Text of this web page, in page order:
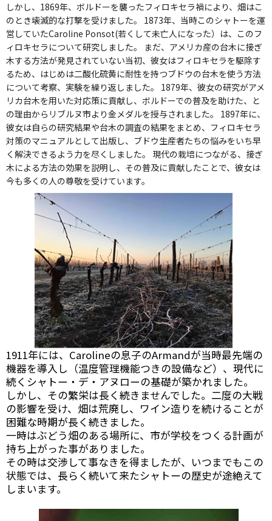
しかし、1869年、ボルドーを襲ったフィロキセラ禍により、畑はこ
のとき壊滅的な打撃を受けました。 1873年、当時このシャトーを運
営していたCaroline Ponsot(若くして未亡人になった）は、このフ
ィロキセラについて研究しました。 まだ、アメリカ産の台木に接ぎ
木する方法が発見されていない当初、彼女はフィロキセラを駆除す
るため、はじめは二酸化硫黄に耐性を持つブドウの台木を使う方法
について考察、実験を繰り返しました。 1879年、彼女の研究がアメ
リカ台木を用いた対応策に貢献し、ボルドーでの普及を助けた、と
の理由からリブルヌ市より金メダルを授与されました。 1897年に、
彼女は自らの研究結果や台木の調査の結果をまとめ、フィロキセラ
対策のマニュアルとして出版し、ブドウ生産者たちの悩みをいち早
く解決できるよう力を尽くしました。 現代の栽培につながる、接ぎ
木による方法の効果を説明し、その普及に貢献したことで、彼女は
今も多くの人の尊敬を受けています。
1911年には、Carolineの息子のArmandが当時最先端の
機器を導入し（温度管理機能つきの設備など）、現代に
続くシャトー・デ・アヌローの基礎が築かれました。
しかし、その繁栄は長く続きませんでした。二度の大戦
の影響を受け、畑は荒廃し、ワイン造りを続けることが
困難な時期が長く続きました。
一時はぶどう畑のある場所に、市が学校をつくる計画が
持ち上がった事がありました。
その時は交渉して事なきを得ましたが、いつまでもこの
状態では、長らく続いて来たシャトーの歴史が途絶えて
しまいます。